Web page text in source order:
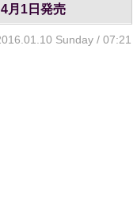
1日発売
Sunday / 07:21